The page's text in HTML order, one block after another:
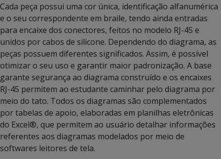
Cada peça possui uma cor única, identificação alfanumérica
e o seu correspondente em braile, tendo ainda entradas
para encaixe dos conectores, feitos no modelo RJ-45 e
unidos por cabos de silicone. Dependendo do diagrama, as
peças possuem diferentes significados. Assim, é possível
otimizar o seu uso e garantir maior padronização. A base
garante segurança ao diagrama construído e os encaixes
RJ-45 permitem ao estudante caminhar pelo diagrama por
meio do tato. Todos os diagramas são complementados
por tabelas de apoio, elaboradas em planilhas eletrônicas
do Excel®, que permitem ao usuário detalhar informações
referentes aos diagramas modelados por meio de
softwares leitores de tela.